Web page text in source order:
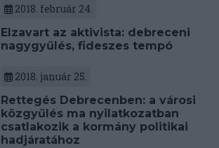
2018. február 24.
Elzavart az aktivista: debreceni
nagygyűlés, fideszes tempó
2018. január 25.
Rettegés Debrecenben: a városi
közgyűlés ma nyilatkozatban
csatlakozik a kormány politikai
hadjáratához